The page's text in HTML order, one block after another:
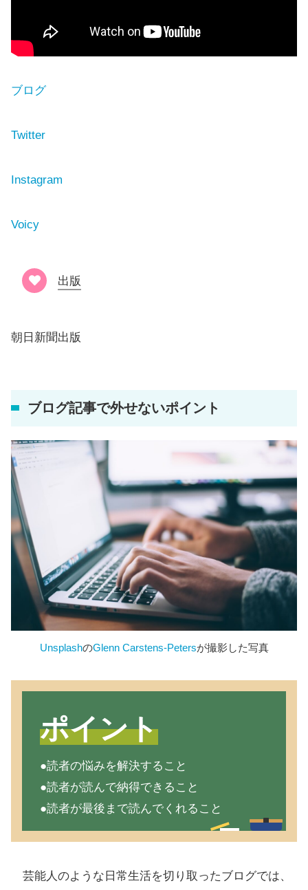
ブログ
Twitter
Instagram
Voicy
出版
朝日新聞出版
ブログ記事で外せないポイント
UnsplashのGlenn Carstens-Petersが撮影した写真
ポイント
●読者の悩みを解決すること
●読者が読んで納得できること
●読者が最後まで読んでくれること
芸能人のような日常生活を切り取ったブログでは、